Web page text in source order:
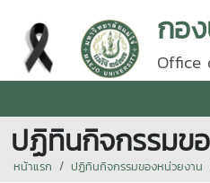
กอ
ปฏิทินกิจกรรมข
หน้าแรก ปฏิทินกิจกรรมของหน่วยงาน